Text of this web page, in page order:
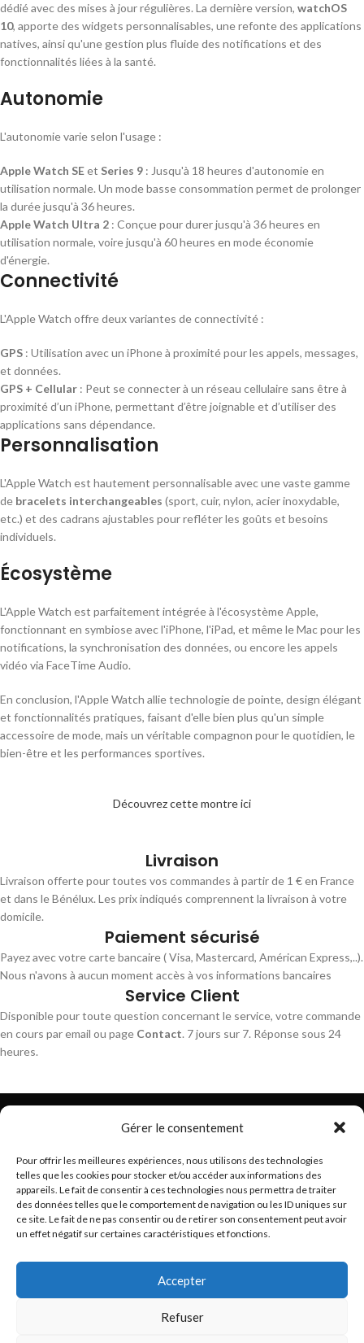
Gérer le consentement
Pour offrir les meilleures expériences, nous utilisons des technologies
telles que les cookies pour stocker et/ou accéder aux informations des
appareils. Le fait de consentir à ces technologies nous permettra de traiter
des données telles que le comportement de navigation ou les ID uniques sur
ce site. Le fait de ne pas consentir ou de retirer son consentement peut avoir
un effet négatif sur certaines caractéristiques et fonctions.
Accepter
Refuser
dédié avec des mises à jour régulières. La dernière version, watchOS
10, apporte des widgets personnalisables, une refonte des applications
natives, ainsi qu'une gestion plus fluide des notifications et des
fonctionnalités liées à la santé.
Autonomie
L'autonomie varie selon l'usage :
Apple Watch SEet Series 9 : Jusqu'à 18 heures d'autonomie en
utilisation normale. Un mode basse consommation permet de prolonger
la durée jusqu'à 36 heures.
Apple Watch Ultra 2 : Conçue pour durer jusqu'à 36 heures en
utilisation normale, voire jusqu'à 60 heures en mode économie
d'énergie.
Connectivité
L'Apple Watch offre deux variantes de connectivité :
GPS : Utilisation avec un iPhone à proximité pour les appels, messages,
et données.
GPS + Cellular : Peut se connecter à un réseau cellulaire sans être à
proximité d’un iPhone, permettant d’être joignable et d’utiliser des
applications sans dépendance.
Personnalisation
L'Apple Watch est hautement personnalisable avec une vaste gamme
de bracelets interchangeables (sport, cuir, nylon, acier inoxydable,
etc.) et des cadrans ajustables pour refléter les goûts et besoins
individuels.
Écosystème
L'Apple Watch est parfaitement intégrée à l'écosystème Apple,
fonctionnant en symbiose avec l'iPhone, l'iPad, et même le Mac pour les
notifications, la synchronisation des données, ou encore les appels
vidéo via FaceTime Audio.
En conclusion, l'Apple Watch allie technologie de pointe, design élégant
et fonctionnalités pratiques, faisant d'elle bien plus qu'un simple
accessoire de mode, mais un véritable compagnon pour le quotidien, le
bien-être et les performances sportives.
Découvrez cette montre ici
Livraison
Livraison offerte pour toutes vos commandes à partir de 1 € en France
et dans le Bénélux. Les prix indiqués comprennent la livraison à votre
domicile.
Paiement sécurisé
Payez avec votre carte bancaire ( Visa, Mastercard, Américan Express,..).
Nous n'avons à aucun moment accès à vos informations bancaires
Service Client
Disponible pour toute question concernant le service, votre commande
en cours par email ou page Contact. 7 jours sur 7. Réponse sous 24
heures.
Trouvez les meilleurs bracelets de montres connectés
hello@braceletsmartwatch.com
BRACELETS DE MONTRES CONNECTÉES EN EUROPE
VOUS ET BRACELETSMARTWATCH
INFORMATIONS
BraceletSmartWatch